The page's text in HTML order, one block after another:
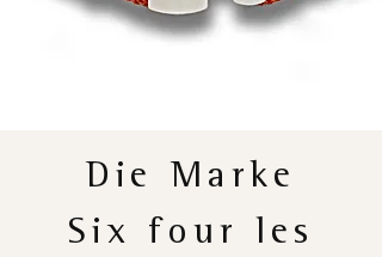
Die Marke
Six four les